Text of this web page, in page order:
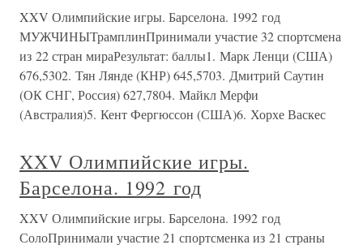
XXV Олимпийские игры. Барселона. 1992 год
МУЖЧИНЫТрамплинПринимали участие 32 спортсмена
из 22 стран мираРезультат: баллы1. Марк Ленци (США)
676,5302. Тян Лянде (КНР) 645,5703. Дмитрий Саутин
(ОК СНГ, Россия) 627,7804. Майкл Мерфи
(Австралия)5. Кент Фергюссон (США)6. Хорхе Васкес
XXV Олимпийские игры.
Барселона. 1992 год
XXV Олимпийские игры. Барселона. 1992 год
СолоПринимали участие 21 спортсменка из 21 страны